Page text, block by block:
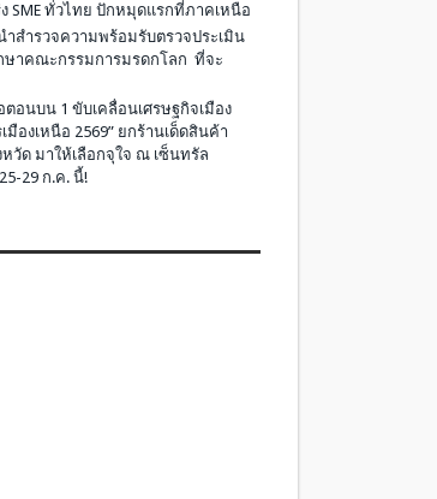
SME ทั่วไทย ปักหมุดแรกที่ภาคเหนือ
ำสำรวจความพร้อมรับตรวจประเมิน
ษาคณะกรรมการมรดกโลก ที่จะ
อนบน 1 ขับเคลื่อนเศรษฐกิจเมือง
มืองเหนือ 2569” ยกร้านเด็ดสินค้า
วัด มาให้เลือกจุใจ ณ เซ็นทรัล
29 ก.ค. นี้!